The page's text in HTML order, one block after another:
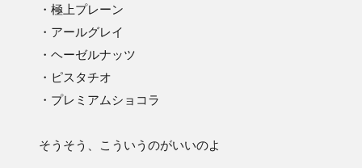
・極上プレーン
・アールグレイ
・ヘーゼルナッツ
・ピスタチオ
・プレミアムショコラ
そうそう、こういうのがいいのよ